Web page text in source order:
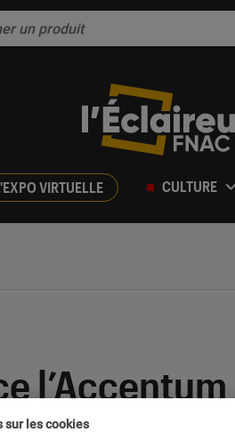
VIRTUELLE CULTURE
sur les cookies